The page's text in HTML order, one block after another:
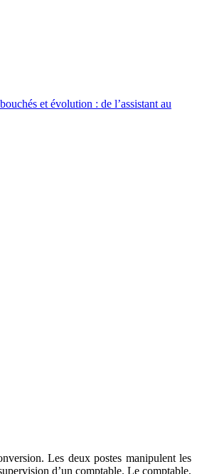
et évolution : de l’assistant au
Les deux postes manipulent les
d’un comptable. Le comptable,